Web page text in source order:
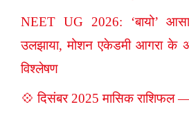
NEET UG 2026: ‘बायो’
उलझाया, मोशन एकेडमी आगरा के
विश्लेषण
💠 दिसंबर 2025 मासिक राशिफल